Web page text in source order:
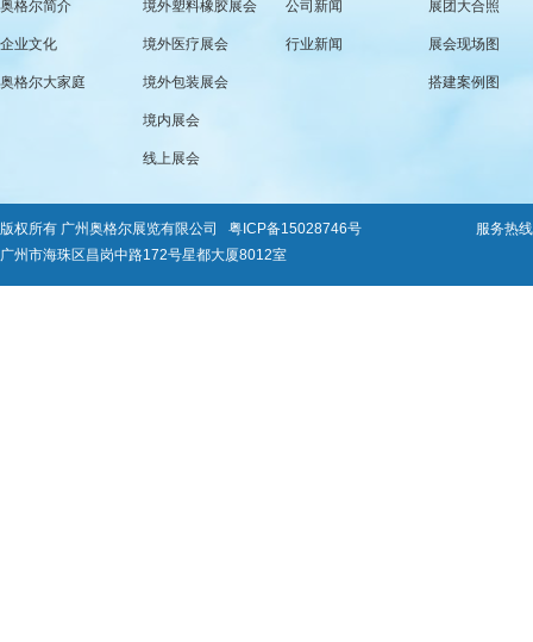
奥格尔简介
企业文化
奥格尔大家庭
境外塑料橡胶展会
境外医疗展会
境外包装展会
境内展会
线上展会
公司新闻
行业新闻
展团大合照
展会现场图
搭建案例图
版权所有 广州奥格尔展览有限公司 粤ICP备15028746号
服务热
广州市海珠区昌岗中路172号星都大厦8012室